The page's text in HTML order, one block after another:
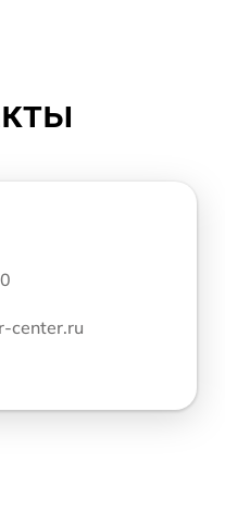
center.ru